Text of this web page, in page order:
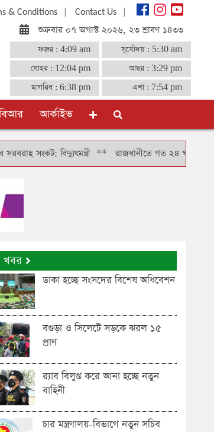
& Conditions| Contact Us|
শুক্রবার ০৭ অগাস্ট ২০২৬, ২৩ শ্রাবণ ১৪৩৩
ফজর : 4:09 am সূর্যোদয় : 5:30 am
যোহর : 12:04 pm আছর : 3:29 pm
মাগরিব : 6:38 pm এশা : 7:54 pm
আর্কাইভ
বিদ্যুৎমন্ত্রী**রাজধানীতে গত ২৪ ঘণ্টায় গ্রেফতার
খবর
ডাকা হচ্ছে সংসদের বিশেষ অধিবেশন
বগুড়া ও সিলেটে সড়কে ঝরল ১৫
প্রাণ
র‍্যাব বিলুপ্ত করে আনা হচ্ছে নতুন
বাহিনী
চার মন্ত্রণালয়-বিভাগে নতুন সচিব